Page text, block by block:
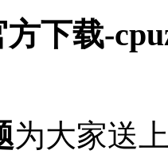
下载-
为大家送